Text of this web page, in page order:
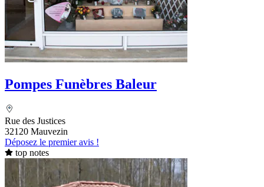
Pompes Funèbres Baleur
Rue des Justices
32120 Mauvezin
Déposez le premier avis !
top notes